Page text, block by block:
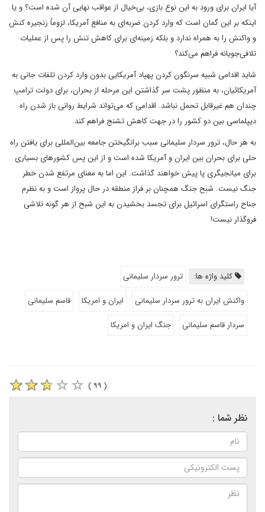
آیا ایران برای ورود به این نوع بازی، بی‌خیال از عواقب نهایی آن شده است؟ و یا
اینکه بر این گمان است که وارد کردن ضربه‌ای به منافع آمریکا، لزوماً زنجیره کنش
و واکنش را به همراه ندارد و بلکه زمینه‌ای برای کاهش تنش را پس از عملیات
تلافی‌جویانه فراهم می‌کند؟
شاید اقدامی شبیه سرنگون کردن پهپاد آمریکایی بدون وارد کردن تلفات جانی به
آمریکائیان، به منظور پشت سر گذاشتن این مرحله از بحران، برای دولت ترامپ
چندان هم غیرقابل تحمل نباشد. اقدامی که می‌تواند شرایط روانی باز شدن راه
دیپلماسی بین دو کشور را در جهت کاهش تشنج فراهم کند.
به هر حال، ترور سردار سلیمانی سبب برانگیختن جامعه بین‌المللی برای یافتن راه
حلی برای بحران بین ایران و آمریکا شده است و از این پس کشورهای بسیاری
برای میانجیگری پا پیش خواهند گذاشت. این اما به معنای مرتفع شدن خطر
جنگ نیست. شبح جنگ همچنان بر فراز منطقه در حال پرواز است و به نظرم
جناح راستگرای اسرائیل برای تجسد بخشیدن به این شبح از هر گونه تلاشی
فروگذار نیست!
کلید واژه ها:
ترور سردار سلیمانی
واکنش ایران به ترور سردار سلیمانی
ایران و امریکا
قاسم سلیمانی
سردار قاسم سلیمانی
جنگ ایران و امریکا
( ۹۹ )
نظر شما :